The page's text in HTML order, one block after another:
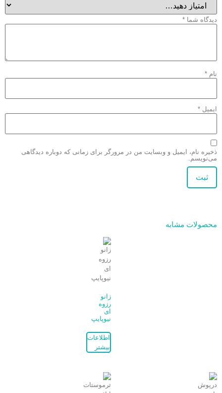
دیدگاه شما *
نام *
ایمیل *
ذخیره نام، ایمیل و وبسایت من در مرورگر برای زمانی که دوباره دیدگاهی
می‌نویسم.
محصولات مشابه
زانو
رزوه
ای
نیوپایپ
اطلاعات
بیشتر